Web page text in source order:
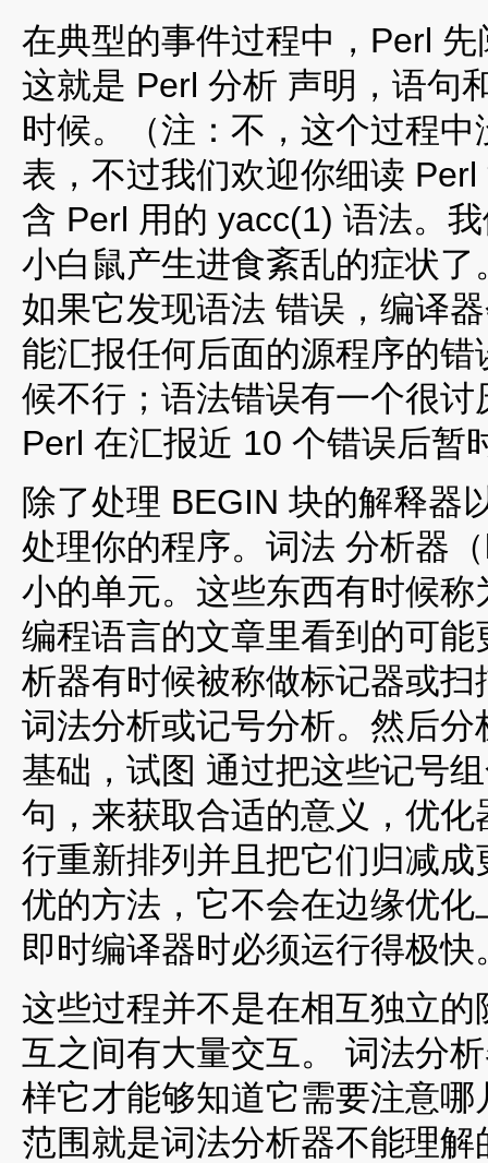
在典型的事件过程中，Perl
这就是 Perl 分析 声明，语句
时候。（注：不，这个过程
表，不过我们欢迎你细读
含 Perl 用的 yacc(1) 语法。
小白鼠产生进食紊乱的症状
如果它发现语法 错误，编译
能汇报任何后面的源程序的
候不行；语法错误有一个很
Perl 在汇报近 10 个错误后暂
除了处理 BEGIN 块的解释器
处理你的程序。词法 分析器
小的单元。这些东西有时候称
编程语言的文章里看到的可能
析器有时候被称做标记器或
词法分析或记号分析。然后
基础，试图 通过把这些记号
句，来获取合适的意义，优
行重新排列并且把它们归减
优的方法，它不会在边缘优
即时编译器时必须运行得极快
这些过程并不是在相互独立
互之间有大量交互。 词法分
样它才能够知道它需要注意
范围就是词法分析器不能理解